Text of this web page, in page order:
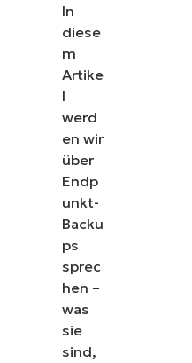
In
diese
m
Artike
l
werd
en wir
über
Endp
unkt-
Backu
ps
sprec
hen –
was
sie
sind,